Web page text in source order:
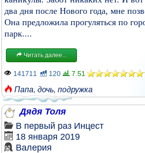
два дня после Нового года, мне
Она предложила прогуляться по
парк....
Читать далее...
141711 120 7.51
Папа, дочь, подружка
Дядя Толя
В первый раз Инцест
18 января 2019
Валерия